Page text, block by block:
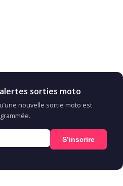
sorties moto
nouvelle sortie moto est
S’inscrire